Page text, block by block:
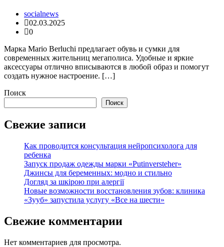
socialnews
02.03.2025
0
Марка Mario Berluchi предлагает обувь и сумки для
современных жительниц мегаполиса. Удобные и яркие
аксессуары отлично вписываются в любой образ и помогут
создать нужное настроение. […]
Поиск
Поиск
Свежие записи
Как проводится консультация нейропсихолога для
ребенка
Запуск продаж одежды марки «Putinversteher»
Джинсы для беременных: модно и стильно
Догляд за шкірою при алергії
Новые возможности восстановления зубов: клиника
«Зууб» запустила услугу «Все на шести»
Свежие комментарии
Нет комментариев для просмотра.